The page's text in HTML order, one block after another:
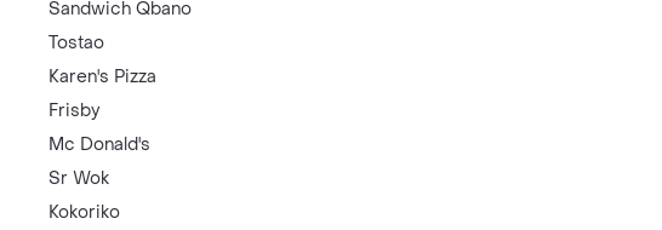
Sandwich Qbano
Tostao
Karen's Pizza
Frisby
Mc Donald's
Sr Wok
Kokoriko